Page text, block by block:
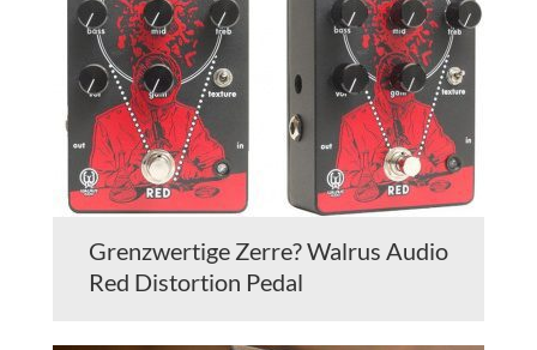
Grenzwertige Zerre? Walrus Audio
Red Distortion Pedal